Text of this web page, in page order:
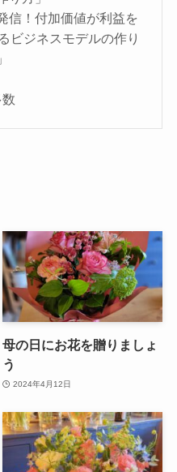
信！付加価値が利益を
ビジネスモデルの作り
母の日にお花を贈りましょ
う
2024年4月12日